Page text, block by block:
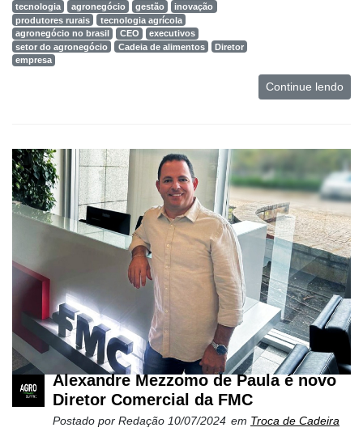
tecnologia
agronegócio gestão
inovação
produtores rurais
tecnologia agrícola
agronegócio no brasil
CEO
executivos
setor do agronegócio
Cadeia de alimentos
Diretor
empresa
Continue lendo
Alexandre Mezzomo de Paula é novo
Diretor Comercial da FMC
Postado por Redação 10/07/2024 em Troca de Cadeira